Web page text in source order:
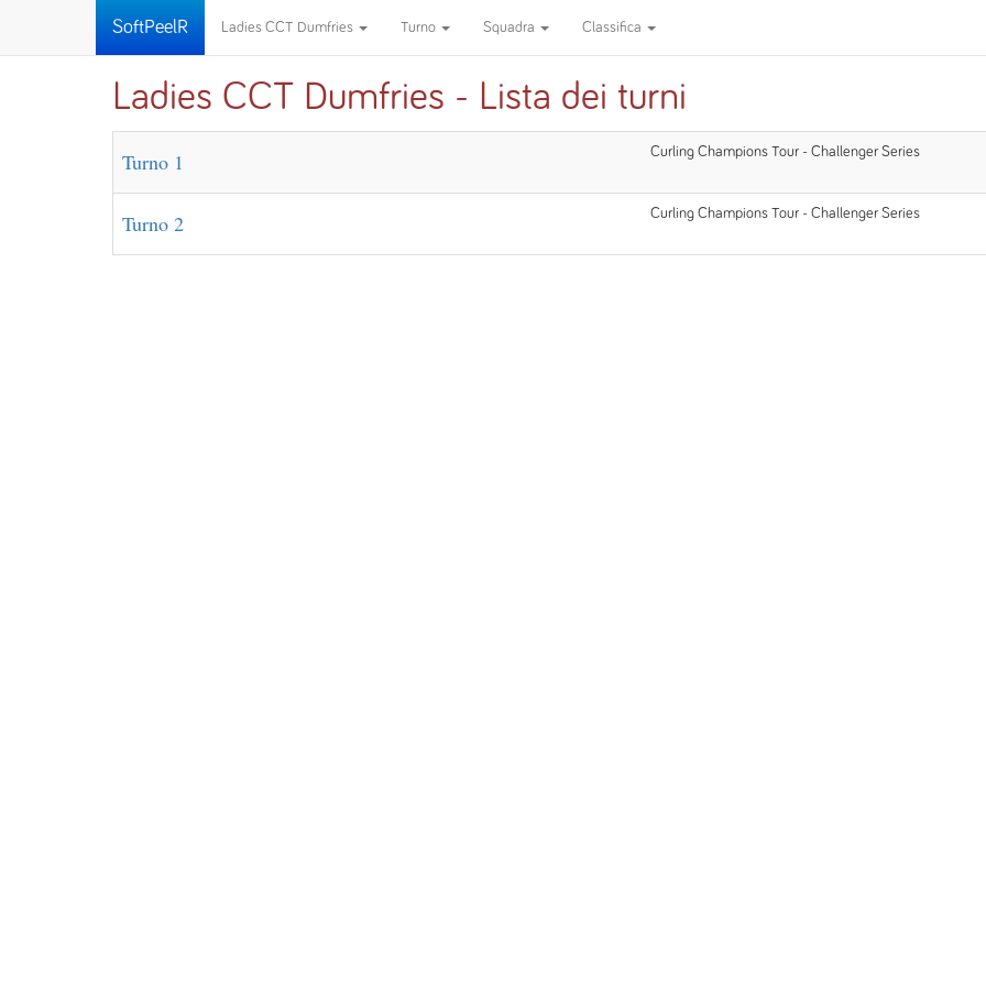
SoftPeelR Ladies CCT Dumfries Turno Squadra Classifica
Ladies CCT Dumfries - Lista dei turni
Turno 1 Curling Champions Tour - Challenger Series
Turno 2 Curling Champions Tour - Challenger Series